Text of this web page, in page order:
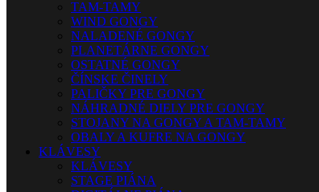
TAM-TAMY
WIND GONGY
NALADENÉ GONGY
PLANETÁRNE GONGY
OSTATNÉ GONGY
ČÍNSKE ČINELY
PALIČKY PRE GONGY
NÁHRADNÉ DIELY PRE GONGY
STOJANY NA GONGY A TAM-TAMY
OBALY A KUFRE NA GONGY
KLÁVESY
KLÁVESY
STAGE PIÁNA